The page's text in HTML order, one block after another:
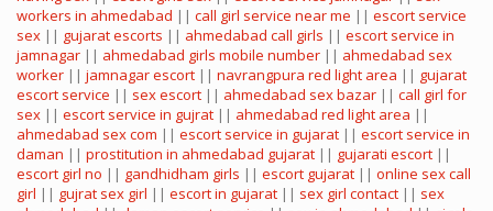
workers in ahmedabad || call girl service near me || escort service
sex || gujarat escorts || ahmedabad call girls || escort service in
jamnagar || ahmedabad girls mobile number || ahmedabad sex
worker || jamnagar escort || navrangpura red light area || gujarat
escort service || sex escort || ahmedabad sex bazar || call girl for
sex || escort service in gujrat || ahmedabad red light area ||
ahmedabad sex com || escort service in gujarat || escort service in
daman || prostitution in ahmedabad gujarat || gujarati escort ||
escort girl no || gandhidham girls || escort gujarat || online sex call
girl || gujrat sex girl || escort in gujarat || sex girl contact || sex